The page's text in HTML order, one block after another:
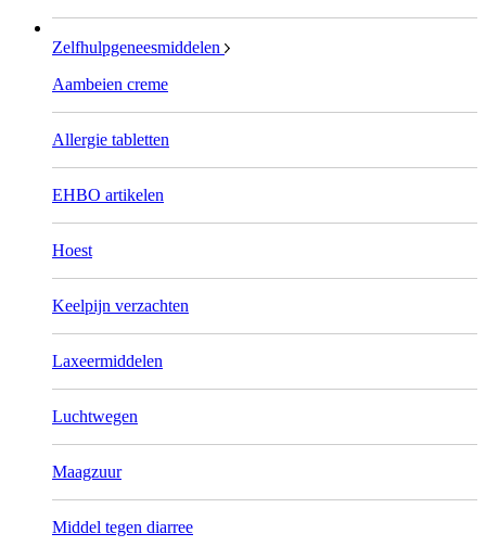
Zelfhulpgeneesmiddelen
Aambeien creme
Allergie tabletten
EHBO artikelen
Hoest
Keelpijn verzachten
Laxeermiddelen
Luchtwegen
Maagzuur
Middel tegen diarree